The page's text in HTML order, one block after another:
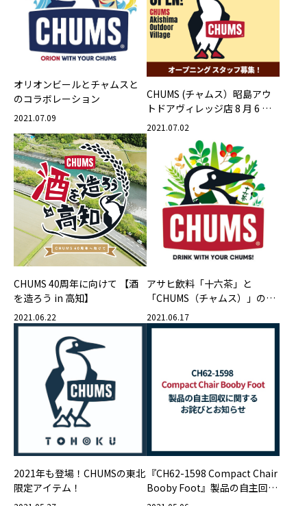
オリオンビールとチャムスと
のコラボレーション
2021.07.09
CHUMS (チャムス）昭島アウ
トドアヴィレッジ店 8 月 6 日
（金）オープン！
2021.07.02
CHUMS 40周年に向けて 【酒
を造ろう in 高知】
2021.06.22
アサヒ飲料「十六茶」と
「CHUMS（チャムス）」のコ
ラボキャンペーン 第二弾
2021.06.17
2021年も登場！CHUMSの東北
限定アイテム！
『CH62-1598 Compact Chair
Booby Foot』製品の自主回収
に関するお詫びとお知らせ